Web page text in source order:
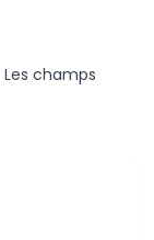
Les champs